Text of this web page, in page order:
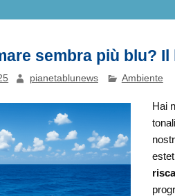
sembra più blu?
pianetablunews Ambiente
Hai